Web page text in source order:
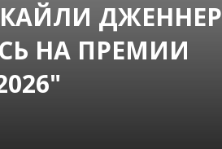
ДЖЕННЕР
НА ПРЕМИИ